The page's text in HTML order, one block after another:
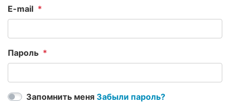
E-mail
Пароль
Запомнить меня Забыли пароль?